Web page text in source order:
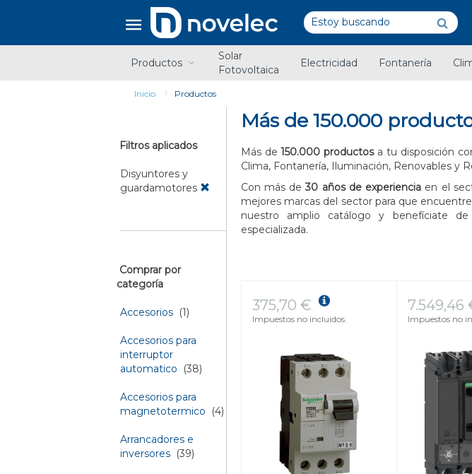
de
Productos
Solar
Fotovoltaica
Electricidad Fontanería
Inicio Productos
Filtros aplicados
Disyuntores y
guardamotores
Comprar por
categoría
Accesorios (1)
Accesorios para
interruptor
automatico
(38)
Accesorios para
magnetotermico
(4)
Arrancadores e
inversores (39)
Más de 150.000
Más de150.000 productosa tu disposición
Clima, Fontanería, Iluminación, Renovables y
Con más de30 años de experiencia en el
mejores marcas del sector para que
nuestro amplio catálogo y benefíciate
especializada.
375,70 €
Impuestos no incluidos.
7.549,46
Impuestos no